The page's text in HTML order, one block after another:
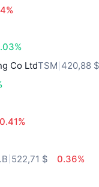
Co LtdTSM 420,88
0.41%
522,71 $
0.36%